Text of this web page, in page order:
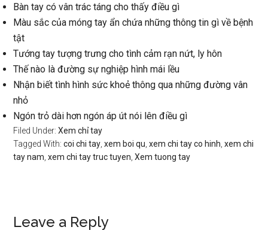
Bàn tay có vân trác táng cho thấy điều gì
Màu sắc của móng tay ẩn chứa những thông tin gì về bệnh
tật
Tướng tay tượng trưng cho tình cảm rạn nứt, ly hôn
Thế nào là đường sự nghiệp hình mái lều
Nhận biết tình hình sức khoẻ thông qua những đường vân
nhỏ
Ngón trỏ dài hơn ngón áp út nói lên điều gì
Filed Under:Xem chỉ tay
Tagged With:coi chi tay ,xem boi qu ,xem chi tay co hinh ,xem chi
tay nam ,xem chi tay truc tuyen ,Xem tuong tay
Reader
Leave a Reply